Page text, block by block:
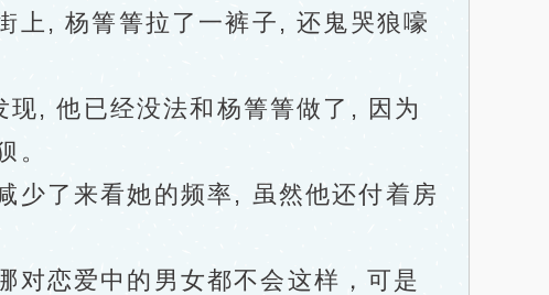
, 杨箐箐拉了一裤子, 还鬼哭狼嚎
, 他已经没法和杨箐箐做了, 因为
。
了来看她的频率, 虽然他还付着房
恋爱中的男女都不会这样，可是